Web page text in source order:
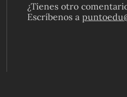
¿Tienes otro
Escríbenos a